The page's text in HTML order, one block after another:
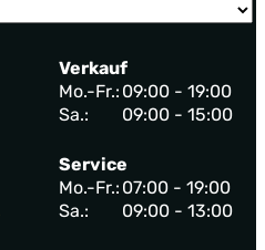
Verkauf
Mo.-Fr.: 09:00 - 19:00
Sa.:
09:00 - 15:00
Service
Mo.-Fr.: 07:00 - 19:00
Sa.:
09:00 - 13:00